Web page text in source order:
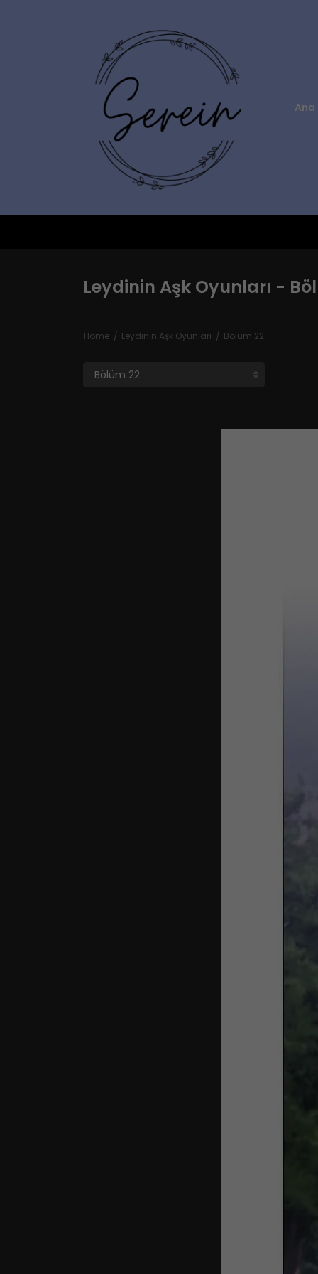
Leydinin Aşk Oyunları -
Home Leydinin Aşk Oyunları Bölüm 22